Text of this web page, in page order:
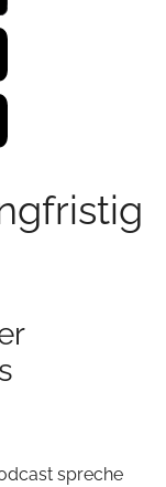
spreche